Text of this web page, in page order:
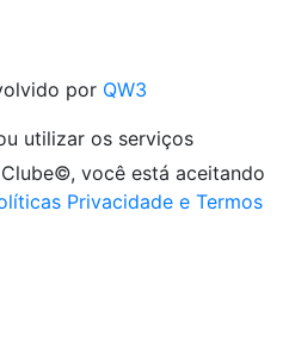
por QW3
utilizar os serviços
você está aceitando
Privacidade e Termos